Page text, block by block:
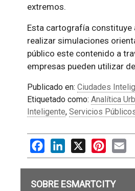
extremos.
Esta cartografía constituye
realizar simulaciones
público este contenido a
empresas pueden utilizar
Publicado en: Ciudades
Etiquetado como: Analítica
Inteligente, Servicios
FacebookLinkedIn Pinterest
SOBRE ESMARTCITY